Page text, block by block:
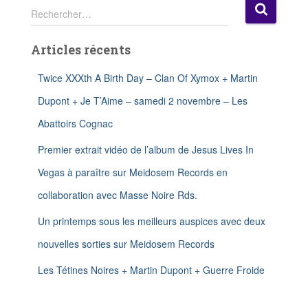
t
R
e
h
Rechercher…
Articles récents
Twice XXXth A Birth Day – Clan Of Xymox + Martin
Dupont + Je T’Aime – samedi 2 novembre – Les
Abattoirs Cognac
Premier extrait vidéo de l’album de Jesus Lives In
Vegas à paraître sur Meidosem Records en
collaboration avec Masse Noire Rds.
Un printemps sous les meilleurs auspices avec deux
nouvelles sorties sur Meidosem Records
Les Tétines Noires + Martin Dupont + Guerre Froide